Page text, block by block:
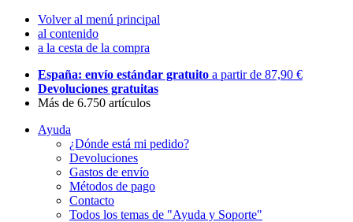
Volver al menú principal
al contenido
a la cesta de la compra
España: envío estándar gratuito a partir de 87,90 €
Devoluciones gratuitas
Más de 6.750 artículos
Ayuda
¿Dónde está mi pedido?
Devoluciones
Gastos de envío
Métodos de pago
Contacto
Todos los temas de "Ayuda y Soporte"